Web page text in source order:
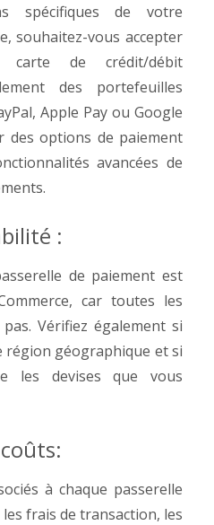
spécifiques de votre
souhaitez-vous accepter
carte de crédit/débit
des portefeuilles
Apple Pay ou Google
des options de paiement
avancées de
:
de paiement est
car toutes les
Vérifiez également si
région géographique et si
les devises que vous
à chaque passerelle
frais de transaction, les